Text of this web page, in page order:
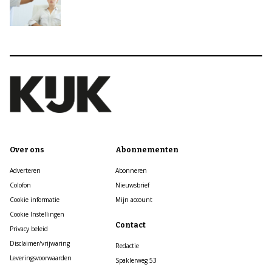
Over ons
Adverteren
Colofon
Cookie informatie
Cookie Instellingen
Privacy beleid
Disclaimer/vrijwaring
Leveringsvoorwaarden
Abonnementen
Abonneren
Nieuwsbrief
Mijn account
Contact
Redactie
Spaklerweg 53